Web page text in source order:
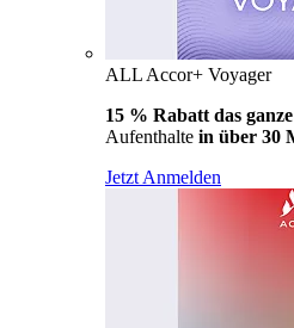
ALL Accor+ Voyager
15 % Rabatt das
Aufenthalte in über 30
Jetzt Anmelden